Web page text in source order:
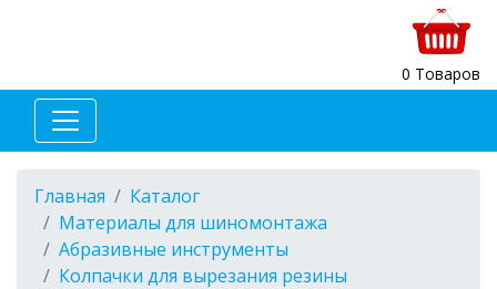
0 Товаров
Главная
Каталог
Материалы для шиномонтажа
Абразивные инструменты
Колпачки для вырезания резины